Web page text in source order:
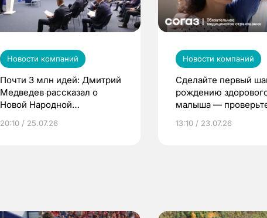
Новости компаний
Почти 3 млн идей: Дмитрий
Медведев рассказал о
Новой Народной
20:10 / 25.07.26
Новости компаний
Сделайте первый
рождению
малыша —
по ОМС!
13:10 / 23.07.26